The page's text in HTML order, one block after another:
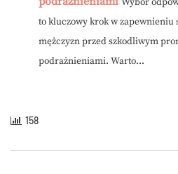
Wybór
to kluczowy krok w zapewnieniu
mężczyzn przed szkodliwym
podrażnieniami. Warto...
158